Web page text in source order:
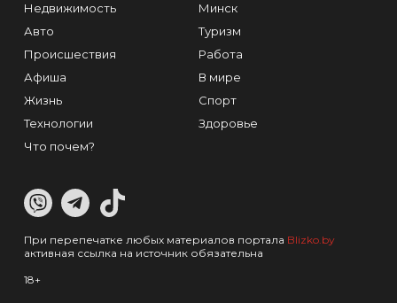
Недвижимость
Авто
Происшествия
Афиша
Жизнь
Технологии
Что почем?
Минск
Туризм
Работа
В мире
Спорт
Здоровье
При перепечатке любых материалов портала Blizko.by
активная ссылка на источник обязательна
18+